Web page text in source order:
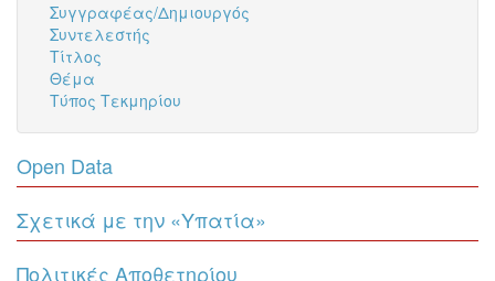
Συγγραφέας/Δημιουργός
Συντελεστής
Τίτλος
Θέμα
Τύπος Τεκμηρίου
Open Data
Σχετικά με την «Υπατία»
Πολιτικές Αποθετηρίου